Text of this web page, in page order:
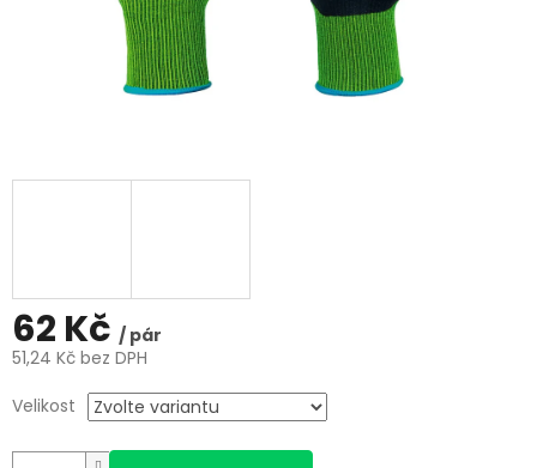
62 Kč / pár
51,24 Kč bez DPH
cena:
Velikost